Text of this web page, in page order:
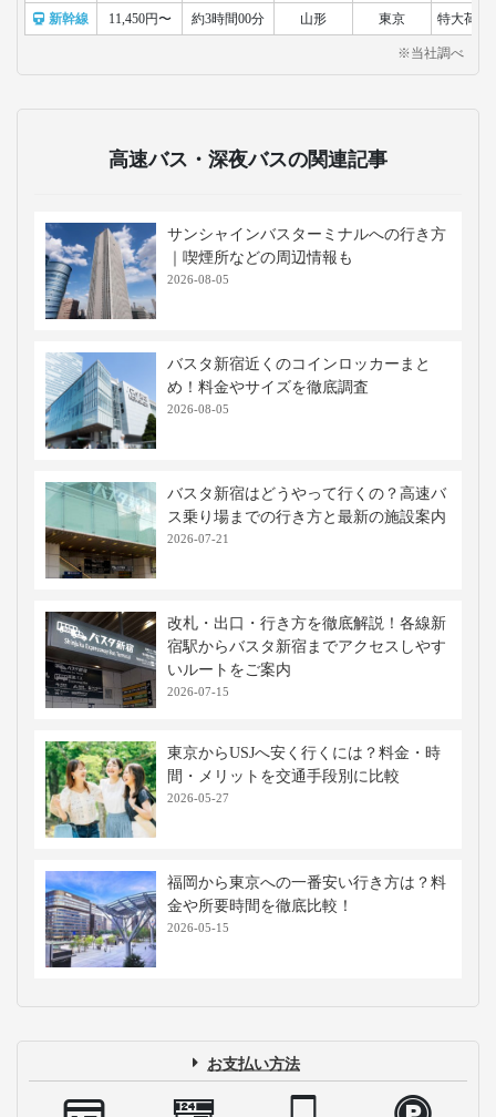
新幹線 11,450円〜 約3時間00分 山形 東京 特大荷物
※当社調べ
高速バス・深夜バスの関連記事
サンシャインバスターミナルへの行き方
｜喫煙所などの周辺情報も
2026-08-05
バスタ新宿近くのコインロッカーまと
め！料金やサイズを徹底調査
2026-08-05
バスタ新宿はどうやって行くの？高速バ
ス乗り場までの行き方と最新の施設案内
2026-07-21
改札・出口・行き方を徹底解説！各線新
宿駅からバスタ新宿までアクセスしやす
いルートをご案内
2026-07-15
東京からUSJへ安く行くには？料金・時
間・メリットを交通手段別に比較
2026-05-27
福岡から東京への一番安い行き方は？料
金や所要時間を徹底比較！
2026-05-15
お支払い方法